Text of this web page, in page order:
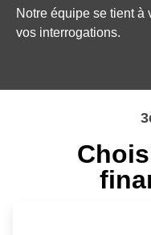
Notre équipe se tient à
vos interrogations.